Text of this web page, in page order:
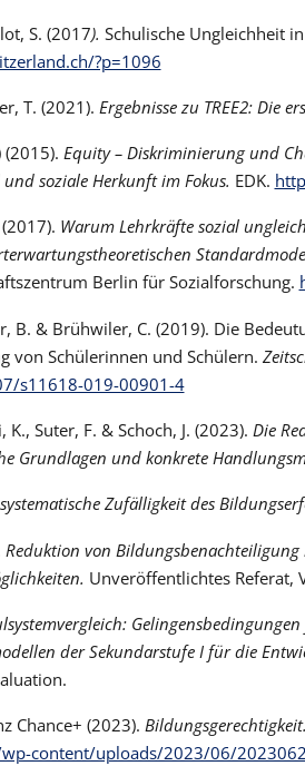
S. (2017). Schulische Ungleichheit
?p=1096
T. (2021). Ergebnisse zu TREE2: Die
(2015). Equity – Diskriminierung und
soziale Herkunft im Fokus. EDK.
Warum Lehrkräfte sozial
Berlin für Sozialforschung.
B. & Brühwiler, C. (2019). Die
von Schülerinnen und Schülern.
s11618-019-00901-4
K., Suter, F. & Schoch, J. (2023). Die
Grundlagen und konkrete
Zufälligkeit des
Reduktion von
Unveröffentlichtes Referat,
der Sekundarstufe I für die
Chance+ (2023).
content/uploads/2023/06/